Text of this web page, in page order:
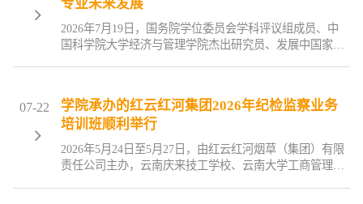
版）》《旅游学刊》《经济与管理》《南开经济研究》
《经济学（季刊）》十个高水平期刊资深编辑以及国务院
学位委员会学科评议组成员汪寿阳教授、北京工商大学原
副校长谢志华教授、北京大学博雅特聘教授易君健、西南
财经大学经济学院院长邹红教授联袂讲座，与学院师生面
专业未来发展
2026年7月19日，国务院学位委员会学科评议组成员、中
国科学院大学经济与管理学院杰出研究员、发展中国家科
期刊发表”的学术讲座，并与管理科学系老师就学位点建设
议题进行了深入座谈。
07-22
学院承办的红云红河集团2026年纪检监察业务
培训班顺利举行
2026年5月24日至5月27日，由红云红河烟草（集团）有限
责任公司主办，云南庆来技工学校、云南大学工商管理与